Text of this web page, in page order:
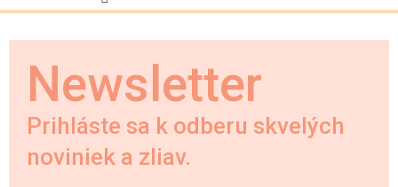
Newsletter
Prihláste sa k odberu skvelých
noviniek a zliav.